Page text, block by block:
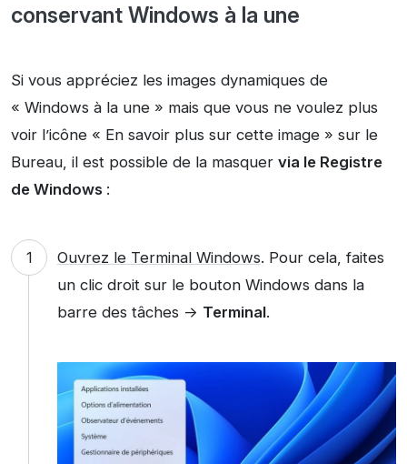
conservant Windows à la une
Si vous appréciez les images dynamiques de
« Windows à la une » mais que vous ne voulez plus
voir l’icône « En savoir plus sur cette image » sur le
Bureau, il est possible de la masquer via le Registre
de Windows :
Ouvrez le Terminal Windows. Pour cela, faites
un clic droit sur le bouton Windows dans la
barre des tâches -> Terminal.